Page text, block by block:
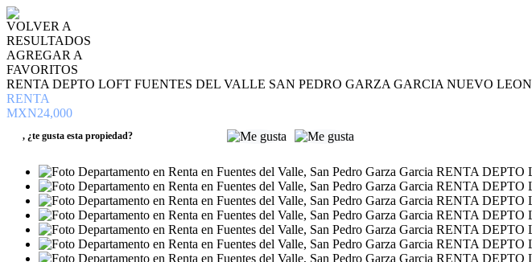
VOLVER A
RESULTADOS
AGREGAR A
FAVORITOS
RENTA DEPTO LOFT FUENTES DEL VALLE SAN PEDRO GARZA GARCIA NUEVO LEON
RENTA
MXN24,000
, ¿te gusta esta propiedad?